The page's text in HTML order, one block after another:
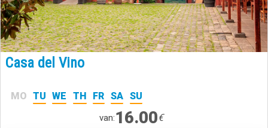
Casa del Vino
MO TU WE TH FR SA SU
van:16.00€